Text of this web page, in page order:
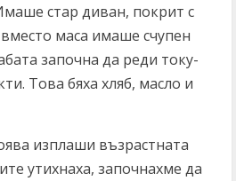
стар диван, покрит с
маса имаше счупен
започна да реди току-
Това бяха хляб, масло и
изплаши възрастната
утихнаха, започнахме да